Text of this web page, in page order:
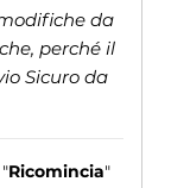
da
perché il
Sicuro da
Ricomincia"